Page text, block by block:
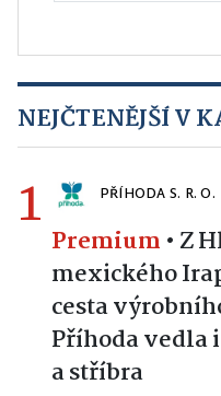
NEJČTENĚJŠÍ V
PŘÍHODA S. R. O.
Premium•Z
mexického
cesta